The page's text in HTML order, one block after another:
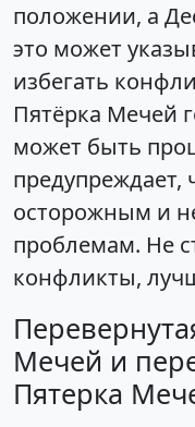
положении, а
это может
избегать
Пятёрка Мечей
может быть
осторожным и
проблемам. Не
конфликты,
Мечей и
Пятерка